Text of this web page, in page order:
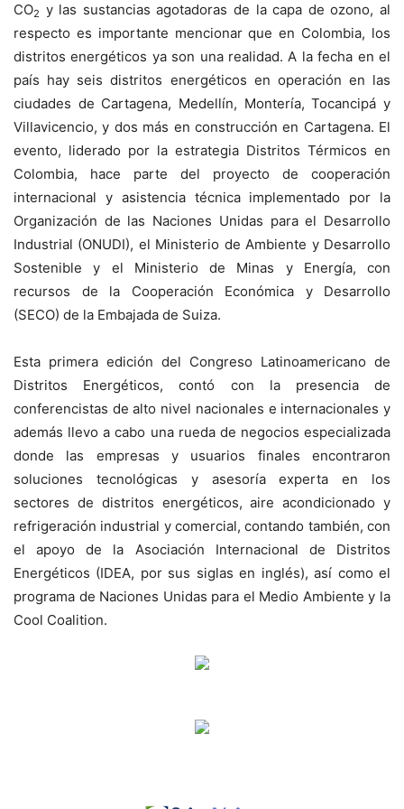
CO2 y las sustancias agotadoras de la capa de ozono, al
respecto es importante mencionar que en Colombia, los
distritos energéticos ya son una realidad. A la fecha en el
país hay seis distritos energéticos en operación en las
ciudades de Cartagena, Medellín, Montería, Tocancipá y
Villavicencio, y dos más en construcción en Cartagena. El
evento, liderado por la estrategia Distritos Térmicos en
Colombia, hace parte del proyecto de cooperación
internacional y asistencia técnica implementado por la
Organización de las Naciones Unidas para el Desarrollo
Industrial (ONUDI), el Ministerio de Ambiente y Desarrollo
Sostenible y el Ministerio de Minas y Energía, con
recursos de la Cooperación Económica y Desarrollo
(SECO) de la Embajada de Suiza.
Esta primera edición del Congreso Latinoamericano de
Distritos Energéticos, contó con la presencia de
conferencistas de alto nivel nacionales e internacionales y
además llevo a cabo una rueda de negocios especializada
donde las empresas y usuarios finales encontraron
soluciones tecnológicas y asesoría experta en los
sectores de distritos energéticos, aire acondicionado y
refrigeración industrial y comercial, contando también, con
el apoyo de la Asociación Internacional de Distritos
Energéticos (IDEA, por sus siglas en inglés), así como el
programa de Naciones Unidas para el Medio Ambiente y la
Cool Coalition.